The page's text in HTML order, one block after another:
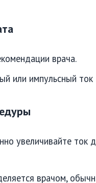
врача.
или импульсный
увеличивайте ток
врачом,